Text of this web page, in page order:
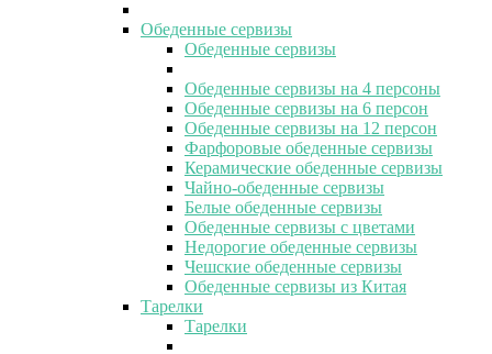
Обеденные сервизы
Обеденные сервизы
Обеденные сервизы на 4 персоны
Обеденные сервизы на 6 персон
Обеденные сервизы на 12 персон
Фарфоровые обеденные сервизы
Керамические обеденные сервизы
Чайно-обеденные сервизы
Белые обеденные сервизы
Обеденные сервизы с цветами
Недорогие обеденные сервизы
Чешские обеденные сервизы
Обеденные сервизы из Китая
Тарелки
Тарелки